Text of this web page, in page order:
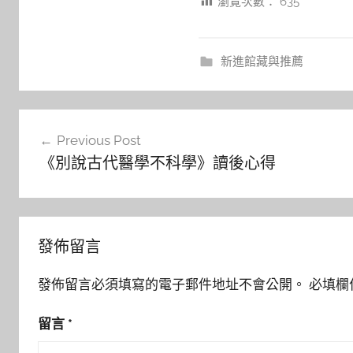
新進館藏與推薦
Previous Post
《別說古代醫學不科學》讀後心得
發佈留言
發佈留言必須填寫的電子郵件地址不會公開。 必填欄
留言 *